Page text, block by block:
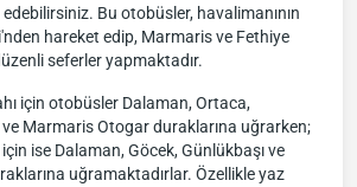
Bu otobüsler, havalimanının
hareket edip, Marmaris ve Fethiye
seferler yapmaktadır.
için otobüsler Dalaman, Ortaca,
Marmaris Otogar duraklarına uğrarken;
ise Dalaman, Göcek, Günlükbaşı ve
uğramaktadırlar. Özellikle yaz